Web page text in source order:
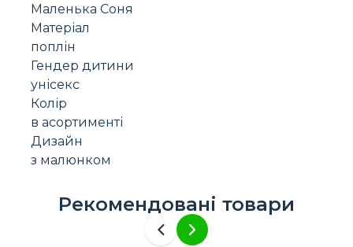
Маленька Соня
Матеріал
поплін
Гендер дитини
унісекс
Колір
в асортименті
Дизайн
з малюнком
Рекомендовані товари